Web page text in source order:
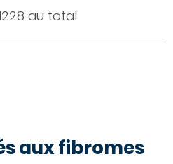
au total
aux fibromes